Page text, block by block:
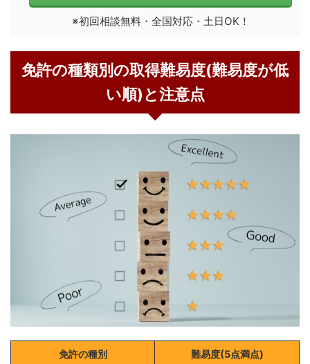
※初回相談無料・全国対応・土日OK！
免許の種類別の取得難易度(難易度が低
い順)と注意点
免許の種別 難易度(5点満点)